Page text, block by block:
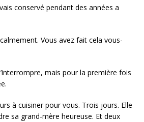
conservé pendant des années a
Vous avez fait cela vous-
mais pour la première fois
à cuisiner pour vous. Trois jours. Elle
sa grand-mère heureuse. Et deux